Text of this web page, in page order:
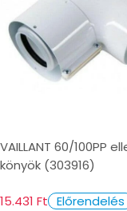
VAILLANT 60/100PP
könyök (303916)
15.431 Ft Előrendelés